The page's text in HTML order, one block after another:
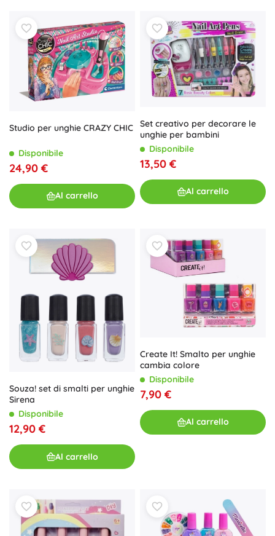
Studio per unghie CRAZY CHIC
Disponibile
24,90 €
Al carrello
Set creativo per decorare le
unghie per bambini
Disponibile
13,50 €
Al carrello
Souza! set di smalti per unghie
Sirena
Disponibile
12,90 €
Al carrello
Create It! Smalto per unghie
cambia colore
Disponibile
7,90 €
Al carrello